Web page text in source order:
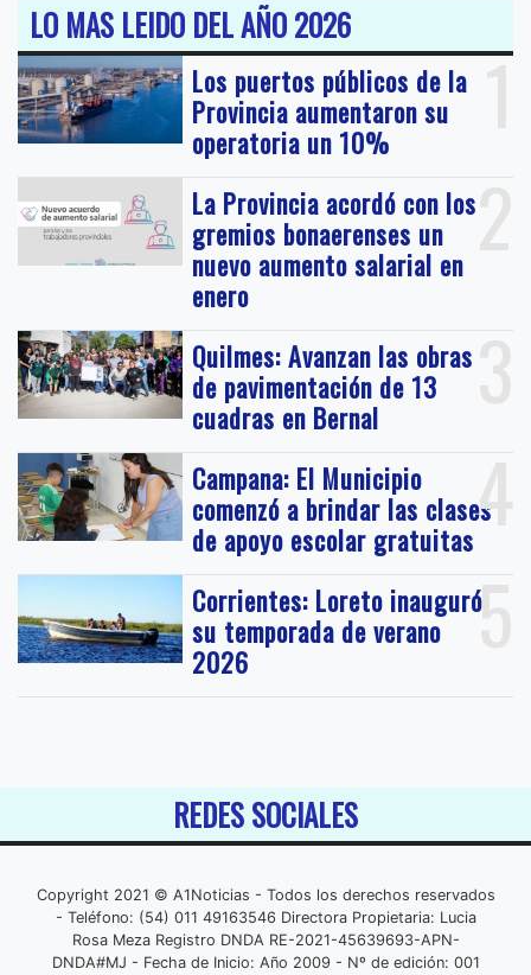
LO MAS LEIDO DEL AÑO 2026
1
Los puertos públicos de la
Provincia aumentaron su
operatoria un 10%
2
La Provincia acordó con los
gremios bonaerenses un
nuevo aumento salarial en
enero
3
Quilmes: Avanzan las obras
de pavimentación de 13
cuadras en Bernal
4
Campana: El Municipio
comenzó a brindar las clases
de apoyo escolar gratuitas
5
Corrientes: Loreto inauguró
su temporada de verano
2026
REDES SOCIALES
Copyright 2021 © A1Noticias - Todos los derechos reservados
- Teléfono: (54) 011 49163546 Directora Propietaria: Lucia
Rosa Meza Registro DNDA RE-2021-45639693-APN-
DNDA#MJ - Fecha de Inicio: Año 2009 - Nº de edición: 001